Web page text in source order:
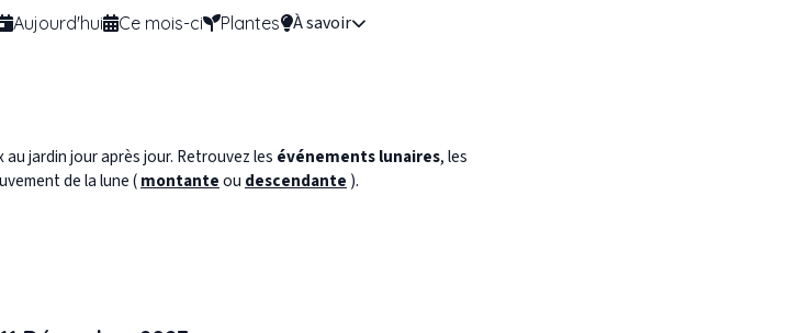
Aujourd'hui Ce mois-ci Plantes À savoir
jardin jour après jour. Retrouvez les événements lunaires, les
de la lune (montanteou descendante ).